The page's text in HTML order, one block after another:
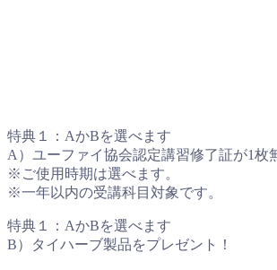
特典１：AかBを選べます
A）ユーファイ協会認定講習修了証が1枚
※ご使用時期は選べます。
※一年以内の受講科目対象です。
特典１：AかBを選べます
B）タイハーブ製品をプレゼント！